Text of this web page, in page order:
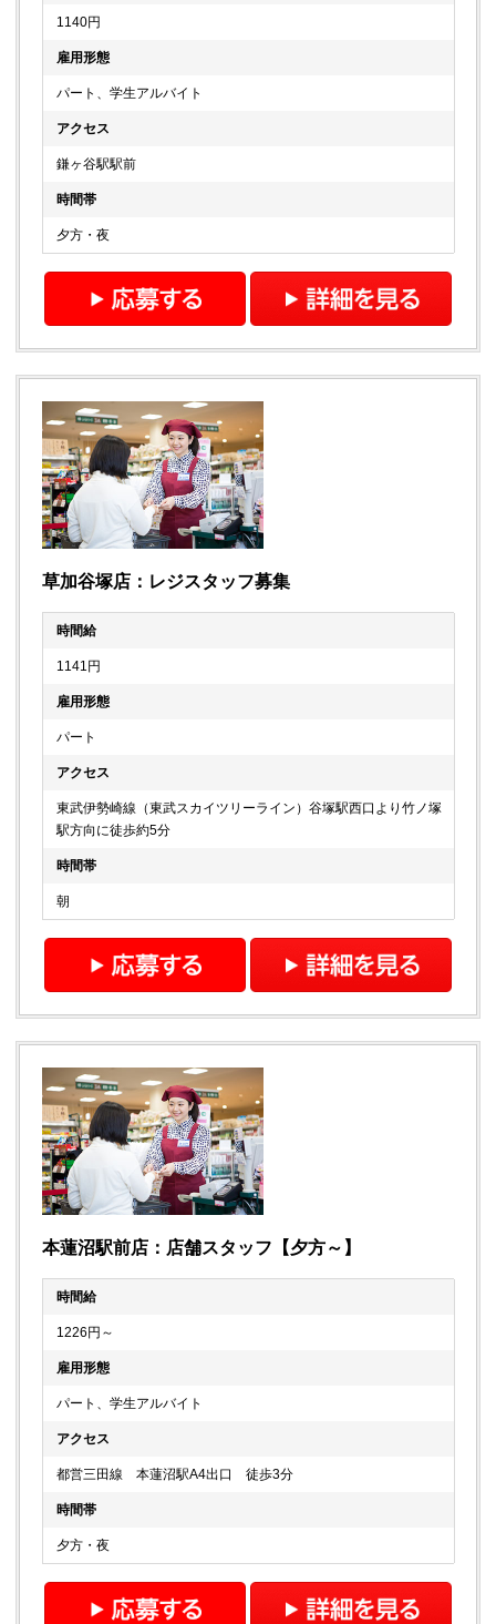
1140円
雇用形態
パート、学生アルバイト
アクセス
鎌ヶ谷駅駅前
時間帯
夕方・夜
草加谷塚店：レジスタッフ募集
時間給
1141円
雇用形態
パート
アクセス
東武伊勢崎線（東武スカイツリーライン）谷塚駅西口より竹ノ塚
駅方向に徒歩約5分
時間帯
朝
本蓮沼駅前店：店舗スタッフ【夕方～】
時間給
1226円～
雇用形態
パート、学生アルバイト
アクセス
都営三田線 本蓮沼駅A4出口 徒歩3分
時間帯
夕方・夜